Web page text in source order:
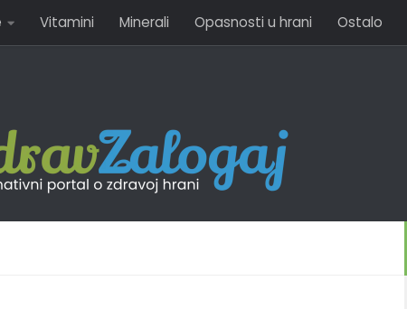
Vitamini Minerali Opasnosti u hrani Ostalo